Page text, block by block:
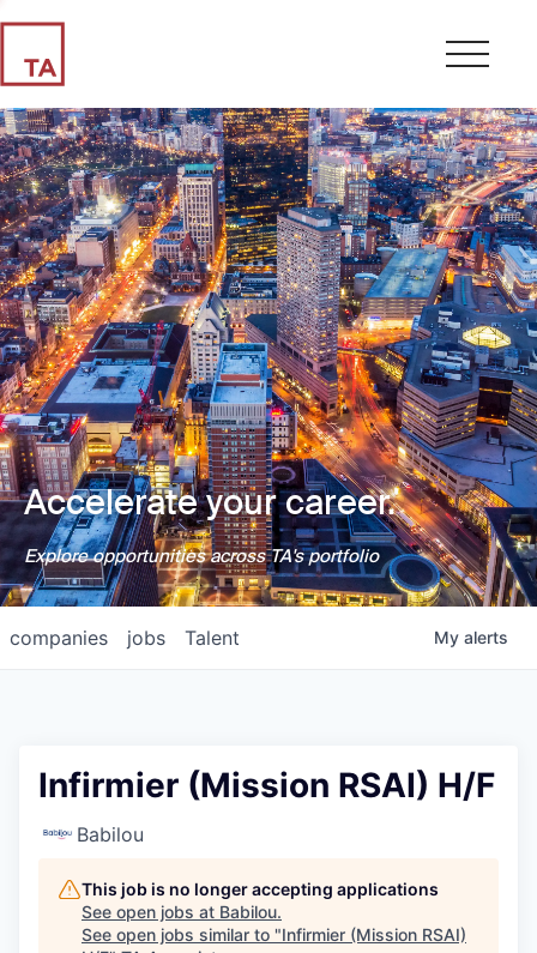
Accelerate your career.
Explore opportunities across TA's portfolio
jobs
companies Talent My alerts
Infirmier (Mission RSAI) H/F
Babilou
This job is no longer accepting applications
See open jobs at Babilou.
See open jobs similar to "Infirmier (Mission RSAI)